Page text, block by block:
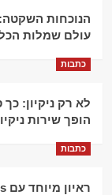
הנוכחות
עולם שמלות
כתבות
לא רק ניקיון:
הופך שירות
כתבות